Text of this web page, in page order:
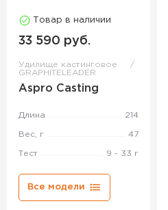
Товар в наличии
33 590 руб.
Удилище кастинговое
GRAPHITELEADER
Aspro Casting
Длина 214
Вес, г 47
Тест 9 - 33 г
Все модели